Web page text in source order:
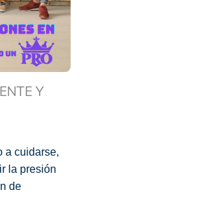
Y
a cuidarse,
la presión
de